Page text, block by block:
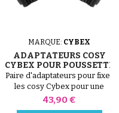
MARQUE: CYBEX
ADAPTATEURS COSY
CYBEX POUR POUSSETTE
BEEZY
Paire d'adaptateurs pour fixer
les cosy Cybex pour une
poussette Beezy
Prix
43,90 €